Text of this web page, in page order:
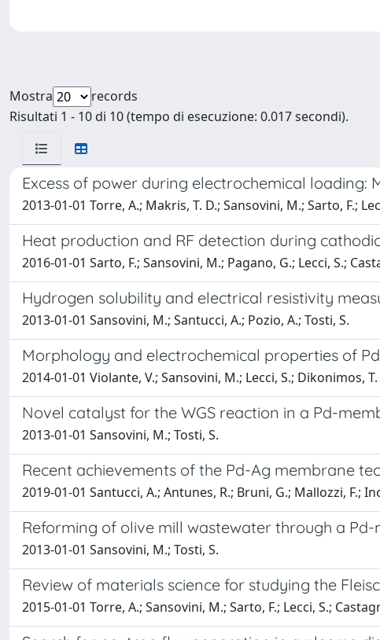
Mostra
records
Risultati 1 - 10 di 10 (tempo di esecuzione: 0.017 secondi).
Excess of power during electrochemical
2013-01-01 Torre, A.; Makris, T. D.; Sansovini, M.; Sarto, F.;
Heat production and RF detection during
2016-01-01 Sarto, F.; Sansovini, M.; Pagano, G.; Lecci, S.;
Hydrogen solubility and electrical resistivity
2013-01-01 Sansovini, M.; Santucci, A.; Pozio, A.; Tosti, S.
Morphology and electrochemical properties of
2014-01-01 Violante, V.; Sansovini, M.; Lecci, S.; Dikonimos,
Novel catalyst for the WGS reaction in a Pd-
2013-01-01 Sansovini, M.; Tosti, S.
Recent achievements of the Pd-Ag membrane
2019-01-01 Santucci, A.; Antunes, R.; Bruni, G.; Mallozzi, F.;
Reforming of olive mill wastewater through a
2013-01-01 Sansovini, M.; Tosti, S.
Review of materials science for studying the
2015-01-01 Torre, A.; Sansovini, M.; Sarto, F.; Lecci, S.;